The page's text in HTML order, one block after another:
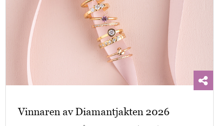
Vinnaren av Diamantjakten 2026